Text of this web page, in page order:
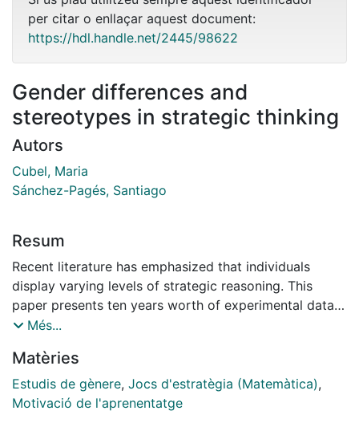
per citar o enllaçar aquest document:
https://hdl.handle.net/2445/98622
Gender differences and
stereotypes in strategic thinking
Autors
Cubel, Maria
Sánchez-Pagés, Santiago
Resum
Recent literature has emphasized that individuals
display varying levels of strategic reasoning. This
paper presents ten years worth of experimental data
from two countries exploring the existence and
sophistication. We report results from two
experimental studies employing the beauty contest
game, one from the classroom and one from the
Més...
Matèries
Estudis de gènere, Jocs d'estratègia (Matemàtica),
Motivació de l'aprenentatge